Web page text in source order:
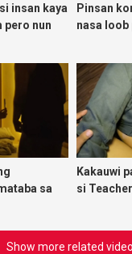
insan kaya
pero nun
Pinsan
nasa loob
sa
Kakauwi
si
Show more related